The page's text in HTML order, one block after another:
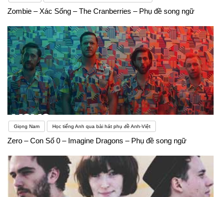
Zombie – Xác Sống – The Cranberries – Phụ đề song ngữ
Giọng Nam Học tiếng Anh qua bài hát phụ đề Anh-Việt
Zero – Con Số 0 – Imagine Dragons – Phụ đề song ngữ